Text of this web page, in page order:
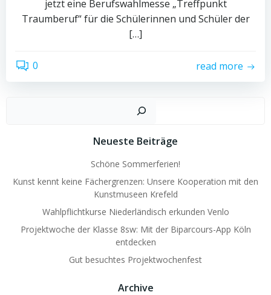
jetzt eine Berufswahlmesse „Treffpunkt
Traumberuf“ für die Schülerinnen und Schüler der
[…]
0 read more
Neueste Beiträge
Schöne Sommerferien!
Kunst kennt keine Fächergrenzen: Unsere Kooperation mit den
Kunstmuseen Krefeld
Wahlpflichtkurse Niederländisch erkunden Venlo
Projektwoche der Klasse 8sw: Mit der Biparcours-App Köln
entdecken
Gut besuchtes Projektwochenfest
Archive